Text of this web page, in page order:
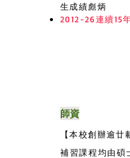
生成績彪炳
2012-26連續15
師資
【本校創辦逾
補習課程均由碩